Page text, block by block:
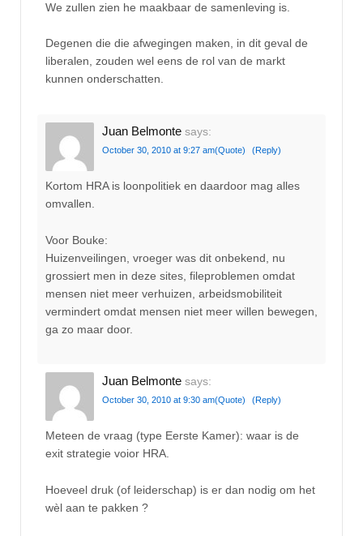
We zullen zien he maakbaar de samenleving is.
Degenen die die afwegingen maken, in dit geval de
liberalen, zouden wel eens de rol van de markt
kunnen onderschatten.
Juan Belmonte says:
October 30, 2010 at 9:27 am(Quote) (Reply)
Kortom HRA is loonpolitiek en daardoor mag alles
omvallen.
Voor Bouke:
Huizenveilingen, vroeger was dit onbekend, nu
grossiert men in deze sites, fileproblemen omdat
mensen niet meer verhuizen, arbeidsmobiliteit
vermindert omdat mensen niet meer willen bewegen,
ga zo maar door.
Juan Belmonte says:
October 30, 2010 at 9:30 am(Quote) (Reply)
Meteen de vraag (type Eerste Kamer): waar is de
exit strategie voior HRA.
Hoeveel druk (of leiderschap) is er dan nodig om het
wèl aan te pakken ?